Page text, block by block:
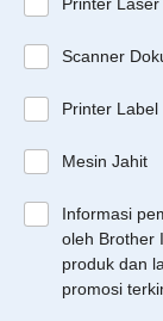
Scanner
Printer Label
Mesin Jahit
Informasi
oleh Brother
produk dan
promosi